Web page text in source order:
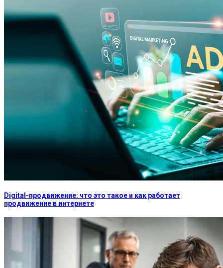
Digital-продвижение: что это такое и как работает
продвижение в интернете